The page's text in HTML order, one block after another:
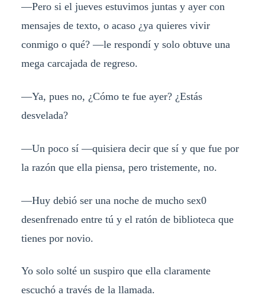
—Pero si el jueves estuvimos juntas y ayer con
mensajes de texto, o acaso ¿ya quieres vivir
conmigo o qué? —le respondí y solo obtuve una
mega carcajada de regreso.
—Ya, pues no, ¿Cómo te fue ayer? ¿Estás
desvelada?
—Un poco sí —quisiera decir que sí y que fue por
la razón que ella piensa, pero tristemente, no.
—Huy debió ser una noche de mucho sex0
desenfrenado entre tú y el ratón de biblioteca que
tienes por novio.
Yo solo solté un suspiro que ella claramente
escuchó a través de la llamada.